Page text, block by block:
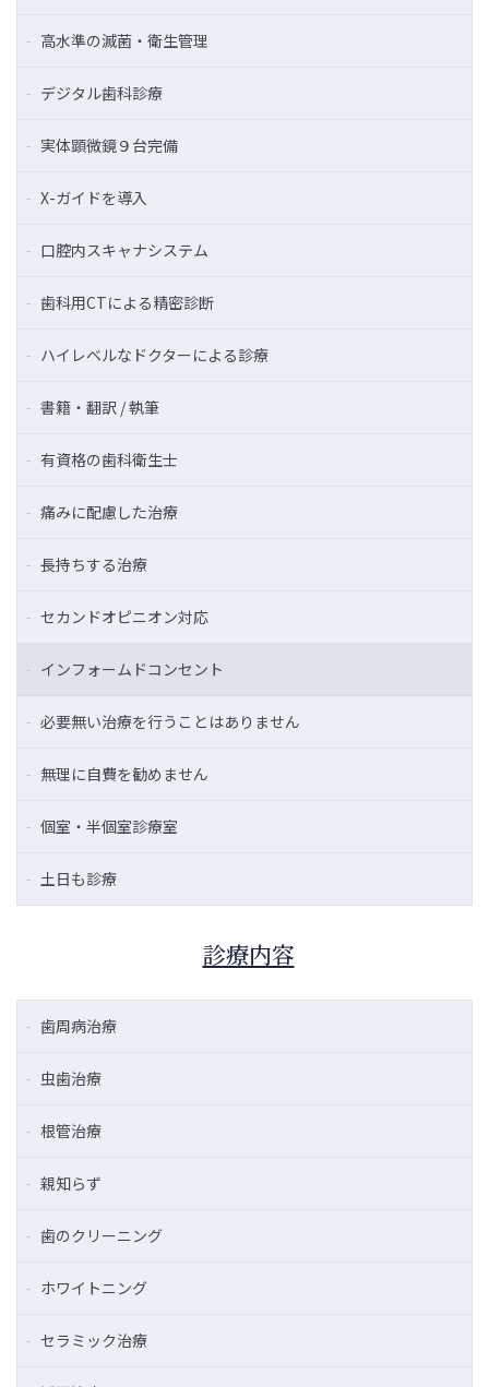
高水準の滅菌・衛生管理
デジタル歯科診療
実体顕微鏡９台完備
X-ガイドを導入
口腔内スキャナシステム
歯科用CTによる精密診断
ハイレベルなドクターによる診療
書籍・翻訳 / 執筆
有資格の歯科衛生士
痛みに配慮した治療
長持ちする治療
セカンドオピニオン対応
インフォームドコンセント
必要無い治療を行うことはありません
無理に自費を勧めません
個室・半個室診療室
土日も診療
診療内容
歯周病治療
虫歯治療
根管治療
親知らず
歯のクリーニング
ホワイトニング
セラミック治療